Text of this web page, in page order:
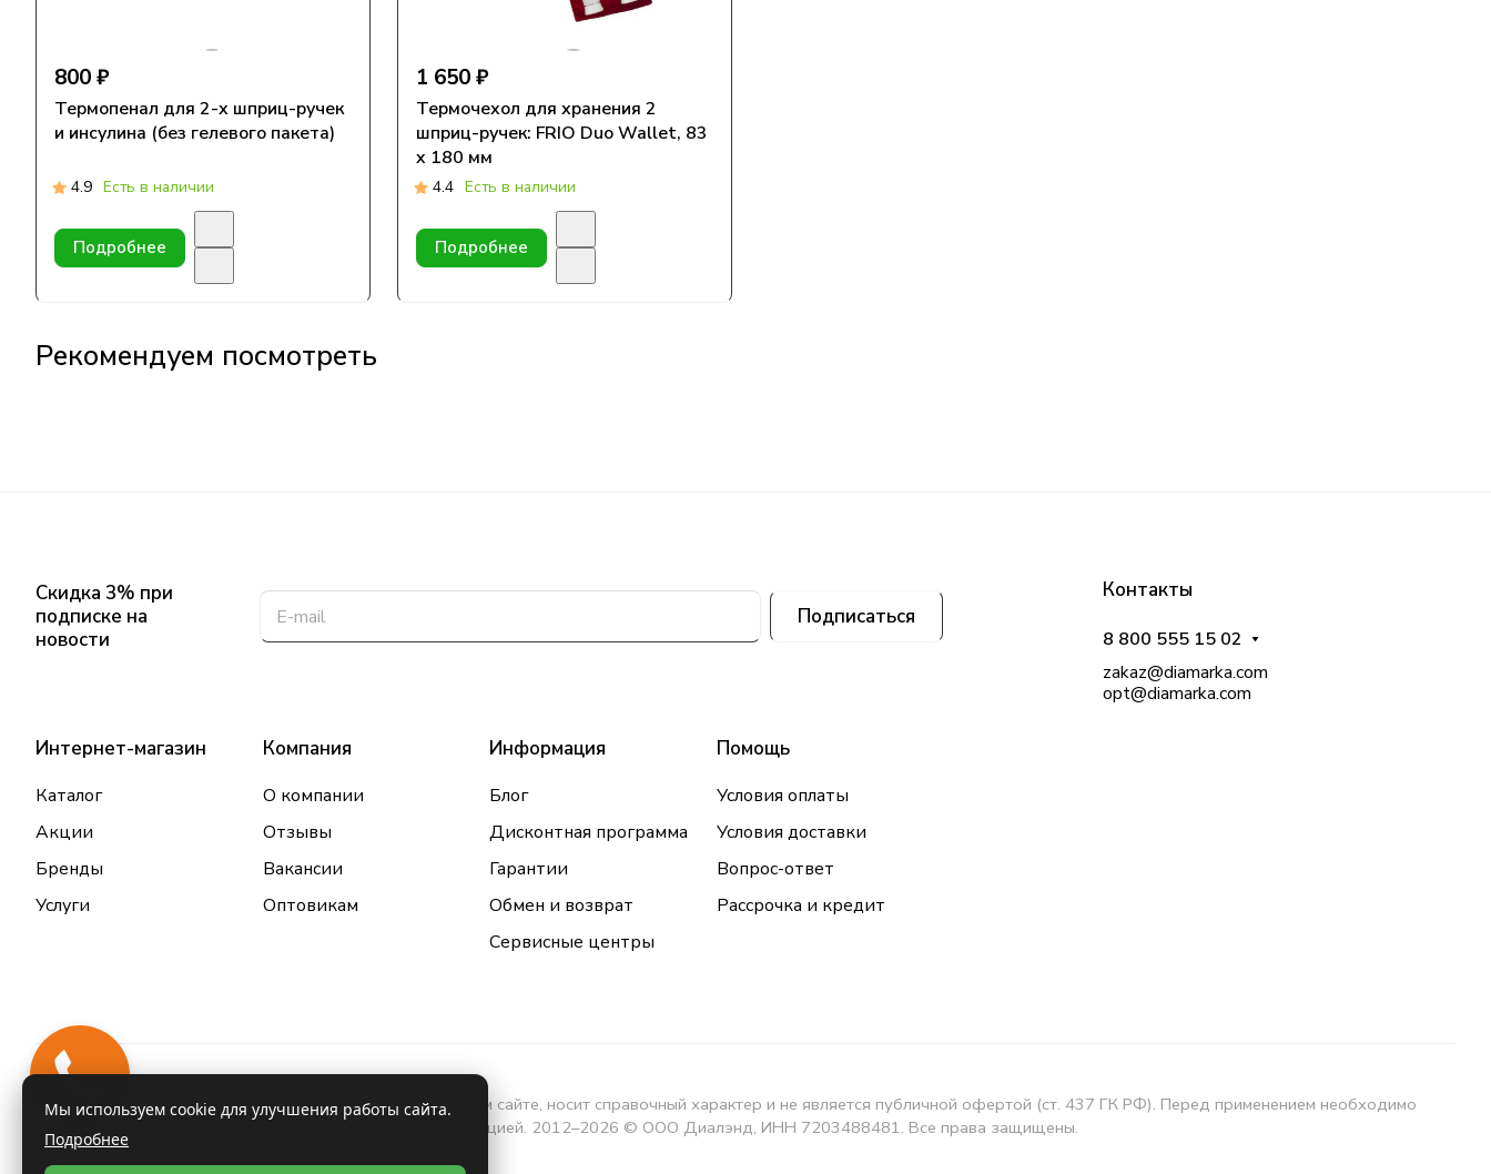
800 ₽
Термопенал для 2-х шприц-ручек
и инсулина (без гелевого пакета)
4.9 Есть в наличии
Подробнее
1 650 ₽
Термочехол для хранения 2
шприц-ручек: FRIO Duo Wallet, 83
x 180 мм
4.4 Есть в наличии
Подробнее
Рекомендуем посмотреть
Скидка 3% при
подписке на
новости
Подписаться
Интернет-магазин
Каталог
Акции
Бренды
Услуги
Компания
О компании
Отзывы
Вакансии
Оптовикам
Информация
Блог
Дисконтная программа
Гарантии
Обмен и возврат
Сервисные центры
Помощь
Условия оплаты
Условия доставки
Вопрос-ответ
Рассрочка и кредит
Контакты
8 800 555 15 02
zakaz@diamarka.com
opt@diamarka.com
Информация о товарах и услугах, размещенная на данном сайте, носит справочный характер и не является публичной офертой (ст. 437 ГК РФ). Перед применением необходимо
проконсультироваться с врачом и ознакомиться с инструкцией. 2012–2026 © ООО Диалэнд, ИНН 7203488481. Все права защищены.
Мы используем cookie для улучшения работы сайта.
Подробнее